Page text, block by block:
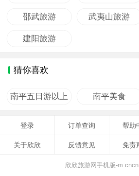
邵武旅游 武夷山旅游
建阳旅游
猜你喜欢
南平五日游以上 南平美食
登录 订单查询 帮助
关于欣欣 反馈意见 免责
欣欣旅游网手机版-